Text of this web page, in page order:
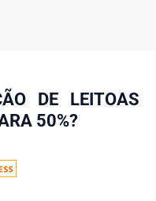
DE LEITOAS
50%?